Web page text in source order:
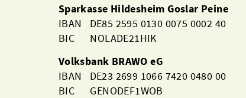
Sparkasse Hildesheim Goslar Peine
IBAN DE85 2595 0130 0075 0002 40
BIC NOLADE21HIK
Volksbank BRAWO eG
IBAN DE23 2699 1066 7420 0480 00
BIC GENODEF1WOB